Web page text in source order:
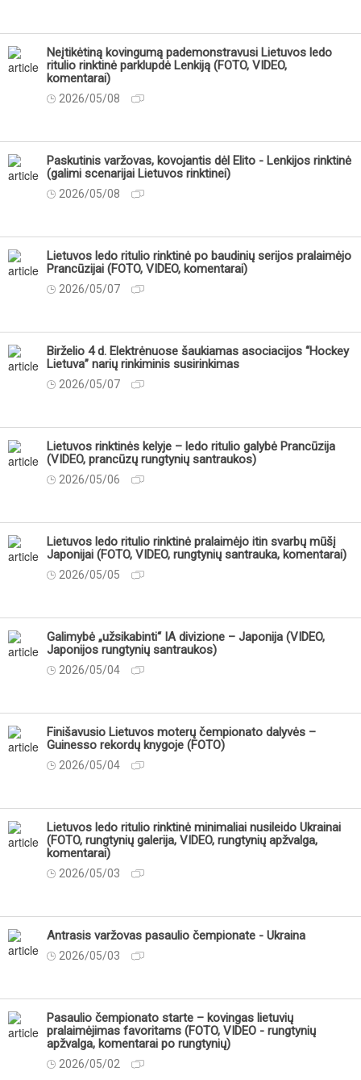
Neįtikėtiną kovingumą pademonstravusi Lietuvos ledo
ritulio rinktinė parklupdė Lenkiją (FOTO, VIDEO,
komentarai)
2026/05/08
Paskutinis varžovas, kovojantis dėl Elito - Lenkijos rinktinė
(galimi scenarijai Lietuvos rinktinei)
2026/05/08
Lietuvos ledo ritulio rinktinė po baudinių serijos pralaimėjo
Prancūzijai (FOTO, VIDEO, komentarai)
2026/05/07
Birželio 4 d. Elektrėnuose šaukiamas asociacijos “Hockey
Lietuva” narių rinkiminis susirinkimas
2026/05/07
Lietuvos rinktinės kelyje – ledo ritulio galybė Prancūzija
(VIDEO, prancūzų rungtynių santraukos)
2026/05/06
Lietuvos ledo ritulio rinktinė pralaimėjo itin svarbų mūšį
Japonijai (FOTO, VIDEO, rungtynių santrauka, komentarai)
2026/05/05
Galimybė „užsikabinti“ IA divizione – Japonija (VIDEO,
Japonijos rungtynių santraukos)
2026/05/04
Finišavusio Lietuvos moterų čempionato dalyvės –
Guinesso rekordų knygoje (FOTO)
2026/05/04
Lietuvos ledo ritulio rinktinė minimaliai nusileido Ukrainai
(FOTO, rungtynių galerija, VIDEO, rungtynių apžvalga,
komentarai)
2026/05/03
Antrasis varžovas pasaulio čempionate - Ukraina
2026/05/03
Pasaulio čempionato starte – kovingas lietuvių
pralaimėjimas favoritams (FOTO, VIDEO - rungtynių
apžvalga, komentarai po rungtynių)
2026/05/02